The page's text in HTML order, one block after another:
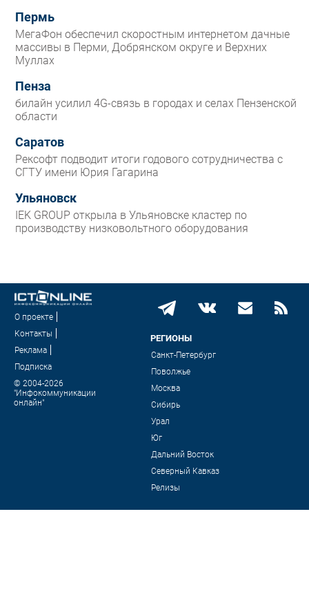
Пермь
МегаФон обеспечил скоростным интернетом дачные
массивы в Перми, Добрянском округе и Верхних
Муллах
Пенза
билайн усилил 4G-связь в городах и селах Пензенской
области
Саратов
Рексофт подводит итоги годового сотрудничества с
СГТУ имени Юрия Гагарина
Ульяновск
IEK GROUP открыла в Ульяновске кластер по
производству низковольтного оборудования
О проекте
Контакты
Реклама
Подписка
© 2004-2026
"Инфокоммуникации
онлайн"
РЕГИОНЫ
Санкт-Петербург
Поволжье
Москва
Сибирь
Урал
Юг
Дальний Восток
Северный Кавказ
Релизы